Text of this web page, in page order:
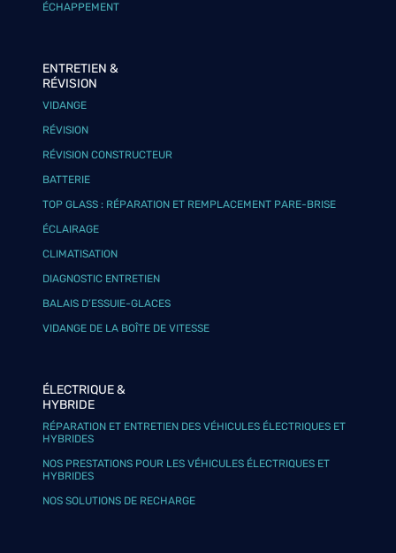
ÉCHAPPEMENT
ENTRETIEN &
RÉVISION
VIDANGE
RÉVISION
RÉVISION CONSTRUCTEUR
BATTERIE
TOP GLASS : RÉPARATION ET REMPLACEMENT PARE-BRISE
ÉCLAIRAGE
CLIMATISATION
DIAGNOSTIC ENTRETIEN
BALAIS D’ESSUIE-GLACES
VIDANGE DE LA BOÎTE DE VITESSE
ÉLECTRIQUE &
HYBRIDE
RÉPARATION ET ENTRETIEN DES VÉHICULES ÉLECTRIQUES ET
HYBRIDES
NOS PRESTATIONS POUR LES VÉHICULES ÉLECTRIQUES ET
HYBRIDES
NOS SOLUTIONS DE RECHARGE